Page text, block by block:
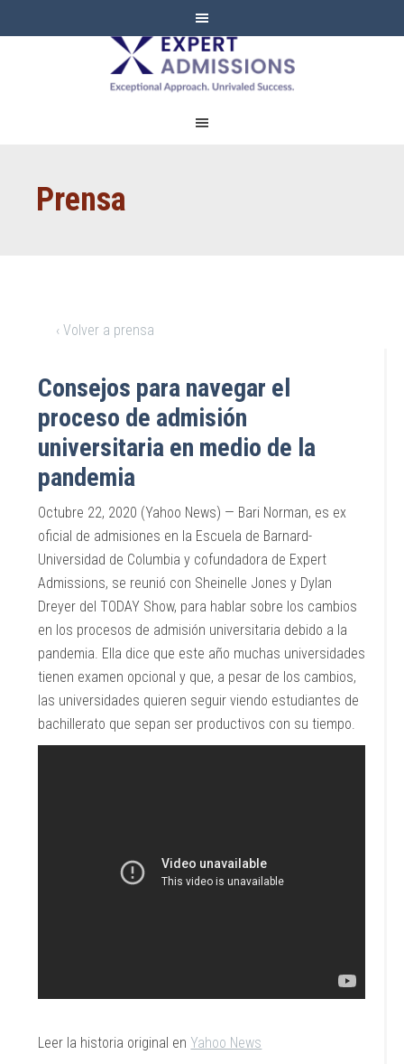
EXPERT
ADMISSIONS
Prensa
‹ Volver a prensa
Consejos para navegar el
proceso de admisión
universitaria en medio de la
pandemia
Octubre 22, 2020 (Yahoo News) — Bari Norman, es ex
oficial de admisiones en la Escuela de Barnard-
Universidad de Columbia y cofundadora de Expert
Admissions, se reunió con Sheinelle Jones y Dylan
Dreyer del TODAY Show, para hablar sobre los cambios
en los procesos de admisión universitaria debido a la
pandemia. Ella dice que este año muchas universidades
tienen examen opcional y que, a pesar de los cambios,
las universidades quieren seguir viendo estudiantes de
bachillerato que sepan ser productivos con su tiempo.
Leer la historia original en Yahoo News